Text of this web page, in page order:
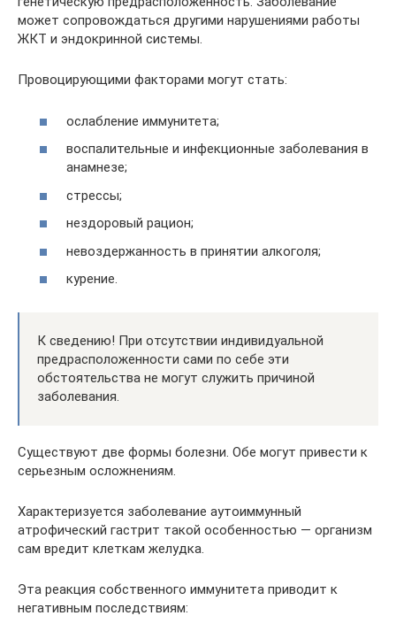
может сопровождаться другими нарушениями работы
ЖКТ и эндокринной системы.
Провоцирующими факторами могут стать:
ослабление иммунитета;
воспалительные и инфекционные заболевания в
анамнезе;
стрессы;
нездоровый рацион;
невоздержанность в принятии алкоголя;
курение.
К сведению! При отсутствии индивидуальной
предрасположенности сами по себе эти
обстоятельства не могут служить причиной
заболевания.
Существуют две формы болезни. Обе могут привести к
серьезным осложнениям.
Характеризуется заболевание аутоиммунный
атрофический гастрит такой особенностью — организм
сам вредит клеткам желудка.
Эта реакция собственного иммунитета приводит к
негативным последствиям: